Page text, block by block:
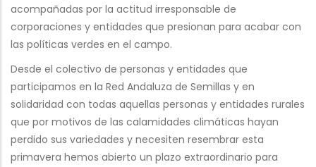
acompañadas por la actitud irresponsable de
corporaciones y entidades que presionan para acabar con
las políticas verdes en el campo.
Desde el colectivo de personas y entidades que
participamos en la Red Andaluza de Semillas y en
solidaridad con todas aquellas personas y entidades rurales
que por motivos de las calamidades climáticas hayan
perdido sus variedades y necesiten resembrar esta
primavera hemos abierto un plazo extraordinario para